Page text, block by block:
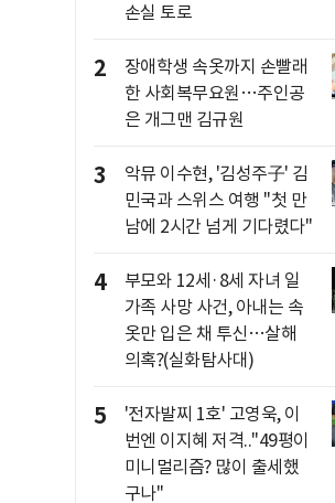
손실 토로
2
장애학생 속옷까지 손빨래
한 사회복무요원…주인공
은 개그맨 김규원
3
악뮤 이수현, '김성주子' 김
민국과 스위스 여행 "첫 만
남에 2시간 넘게 기다렸다"
4
부모와 12세·8세 자녀 일
가족 사망 사건, 아내는 속
옷만 입은 채 투신…살해
의혹?(실화탐사대)
5
'전자발찌 1호' 고영욱, 이
번엔 이지혜 저격.."49평이
미니멀리즘? 많이 출세했
구나"